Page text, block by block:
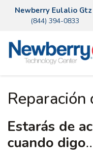
Newberry Eulalio Gtz
(844) 394-0833
Reparación
Estarás de
cuando digo